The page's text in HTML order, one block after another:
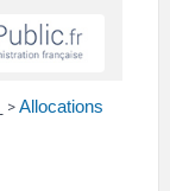
> Allocations